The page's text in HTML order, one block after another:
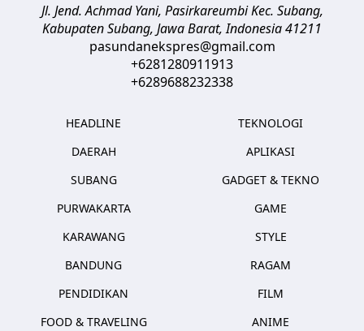
Jl. Jend. Achmad Yani, Pasirkareumbi Kec. Subang,
Kabupaten Subang, Jawa Barat,Indonesia41211
pasundanekspres@gmail.com
+6281280911913
+6289688232338
HEADLINE
DAERAH
SUBANG
PURWAKARTA
KARAWANG
BANDUNG
PENDIDIKAN
FOOD & TRAVELING
TEKNOLOGI
APLIKASI
GADGET & TEKNO
GAME
STYLE
RAGAM
FILM
ANIME